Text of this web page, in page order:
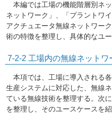
本編では工場の機能階層別ネ
ネットワーク」、「プラントワ
アクチュエータ無線ネットワー
術の特徴を整理し、具体的なユ
7-2-2 工場内の無線ネットワ
本項では、工場に導入される
生産システムに対応した、無線
ている無線技術を整理する。次
を整理し、そのユースケースを紹